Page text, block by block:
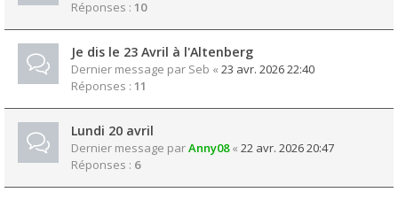
Réponses : 10
Je dis le 23 Avril à l'Altenberg
Dernier message par Seb « 23 avr. 2026 22:40
Réponses : 11
Lundi 20 avril
Dernier message parAnny08« 22 avr. 2026 20:47
Réponses : 6